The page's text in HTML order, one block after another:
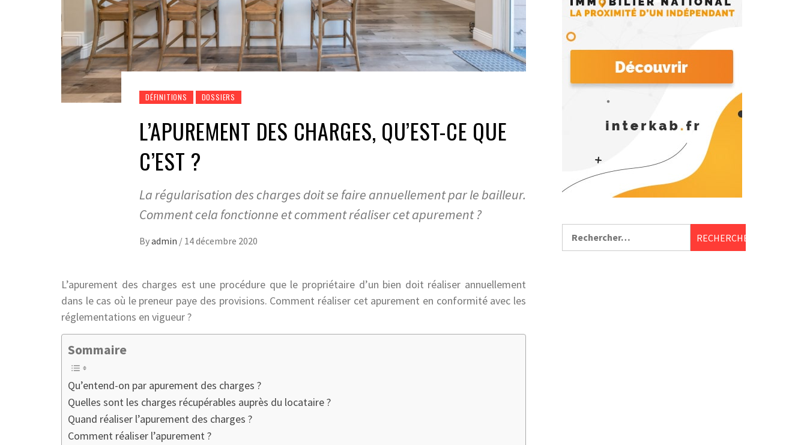
DÉFINITIONS DOSSIERS
L’APUREMENT DES CHARGES, QU’EST-CE QUE
C’EST ?
La régularisation des charges doit se faire annuellement par le bailleur.
Comment cela fonctionne et comment réaliser cet apurement ?
Byadmin / 14 décembre 2020
L’apurement des charges est une procédure que le propriétaire d’un bien doit réaliser annuellement
dans le cas où le preneur paye des provisions. Comment réaliser cet apurement en conformité avec les
réglementations en vigueur ?
Sommaire
Qu’entend-on par apurement des charges ?
Quelles sont les charges récupérables auprès du locataire ?
Quand réaliser l’apurement des charges ?
Comment réaliser l’apurement ?